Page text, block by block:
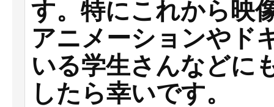
す。特にこれから映
アニメーションやド
いる学生さんなどに
したら幸いです。